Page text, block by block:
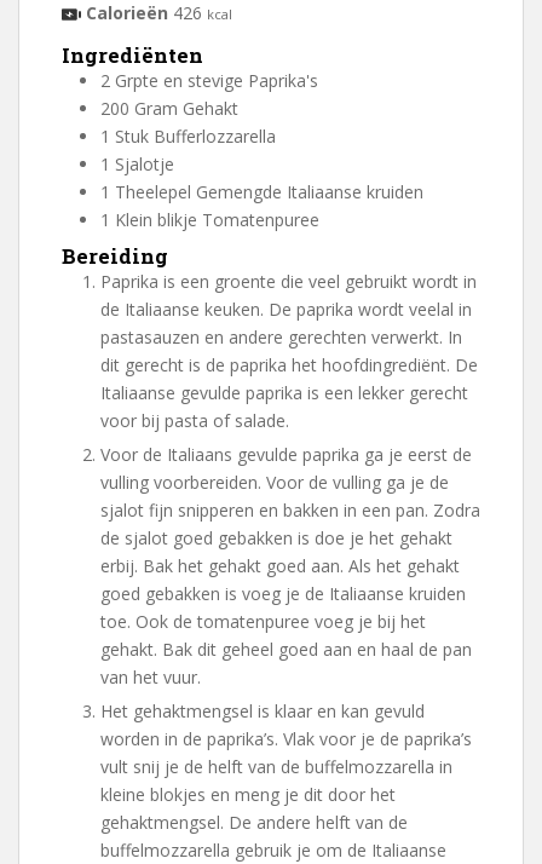
Calorieën 426 kcal
Ingrediënten
2 Grpte en stevige Paprika's
200 Gram Gehakt
1 Stuk Bufferlozzarella
1 Sjalotje
1 Theelepel Gemengde Italiaanse kruiden
1 Klein blikje Tomatenpuree
Bereiding
Paprika is een groente die veel gebruikt wordt in
de Italiaanse keuken. De paprika wordt veelal in
pastasauzen en andere gerechten verwerkt. In
dit gerecht is de paprika het hoofdingrediënt. De
Italiaanse gevulde paprika is een lekker gerecht
voor bij pasta of salade.
Voor de Italiaans gevulde paprika ga je eerst de
vulling voorbereiden. Voor de vulling ga je de
sjalot fijn snipperen en bakken in een pan. Zodra
de sjalot goed gebakken is doe je het gehakt
erbij. Bak het gehakt goed aan. Als het gehakt
goed gebakken is voeg je de Italiaanse kruiden
toe. Ook de tomatenpuree voeg je bij het
gehakt. Bak dit geheel goed aan en haal de pan
van het vuur.
Het gehaktmengsel is klaar en kan gevuld
worden in de paprika’s. Vlak voor je de paprika’s
vult snij je de helft van de buffelmozzarella in
kleine blokjes en meng je dit door het
gehaktmengsel. De andere helft van de
buffelmozzarella gebruik je om de Italiaanse